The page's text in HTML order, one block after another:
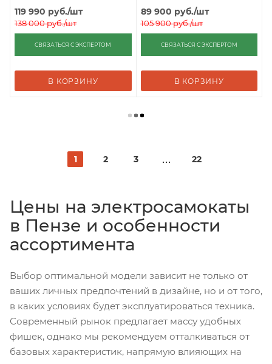
119 990 руб./шт
138 000руб./шт
СВЯЗАТЬСЯ С ЭКСПЕРТОМ
В КОРЗИНУ
89 900 руб./шт
105 900руб./шт
СВЯЗАТЬСЯ С ЭКСПЕРТОМ
В КОРЗИНУ
1 2 3 22
Цены на электросамокаты
в Пензе и особенности
ассортимента
Выбор оптимальной модели зависит не только от
ваших личных предпочтений в дизайне, но и от того,
в каких условиях будет эксплуатироваться техника.
Современный рынок предлагает массу удобных
фишек, однако мы рекомендуем отталкиваться от
базовых характеристик, напрямую влияющих на